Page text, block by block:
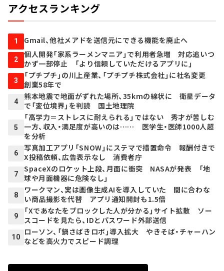
アクセスランキング
1 Gmail、他社メアドを送信元にできる機能を廃止へ
2
個人開発「家系ラーメンマニア」で利用者急増 対応追いつ
かず一部停止 「より信頼していただけるアプリに」
3
「プチプチ」の川上産業、「プチプチ株式会社」に社名変更
創業58年で
4
熊本地震で地面がずれた場所、35kmの線状に 衛星データ
で「変位境界」を判読 国土地理院
5
「高学力＝ストレスに耐えられる」ではない 秀才が苦しむ
一方、収入・満足度が高いのは…… 医学生・医師1000人超
を分析
6
写真加工アプリ「SNOW」にステマで措置命令 報酬付きで
X投稿依頼、広告表示なし 消費者庁
7
SpaceXのロケット上段、月面に衝突 NASAが発表 「地
球や月面機器に危険なし」
8
ワークマン、実は画像生成AIを導入していた 間に合わな
い商品撮影を代替 アプリ通知開封も1.5倍
9
「Xであなたをブロックした人が分かる」サイト拡散 ソー
スコードを見たら、IDとパスワード外部送信
10
ローソン、「鍋さばきロボ」導入拡大 やきそば・チャーハン
などを高火力でスピード調理